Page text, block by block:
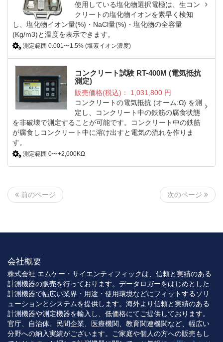
使用している塩化物選択電極は、生コン
クリートの塩化物イオンを素早く検知
し、塩化物イオン量(%)・NaCl量(%)・塩化物の全容量
(Kg/m3)と温度を表示できます。
測定範囲 0.001〜1.5% (塩素イオン濃度)
コンクリート試験 RT-400M (電気抵抗
測定)
販売価格(税込)： 1,031,800円
コンクリートの電気抵抗 (オーム:Ω) を測
定し、コンクリート中の鉄筋の腐食状態
を非破壊で測定することが可能です。コンクリート中の鉄筋
が腐食しコンクリート中に溶け出すと電気の流れを作りま
す。
測定範囲 0〜+2,000KΩ
前のページ 次のページ
会社概要
株式会社 エムケー・サイエンティフィックは、信頼と実績のある
計測機器の販売を行っております。データロガーをはじめとした
計測機器で幅広い業界・用途・使用環境などにフィットするソリ
ューションとシステムを提供します。海外より信頼と実績のある
計測機器や測定機器を輸入し、低価格にてご提供しております。
官庁、自治体、民間企業、医療機関、教育関連機関など、幅広い
分野への納入実績がございます。ご家庭や個人の方への販売もし